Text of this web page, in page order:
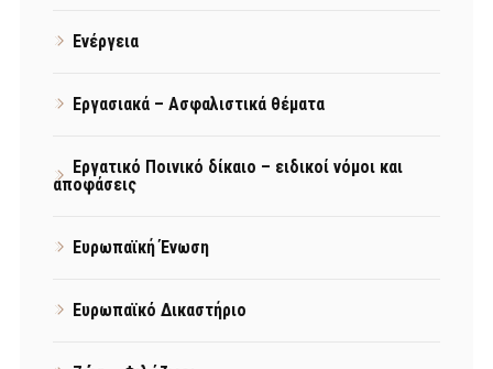
Ενέργεια
Εργασιακά – Ασφαλιστικά θέματα
Εργατικό Ποινικό δίκαιο – ειδικοί νόμοι και
αποφάσεις
Ευρωπαϊκή Ένωση
Ευρωπαϊκό Δικαστήριο